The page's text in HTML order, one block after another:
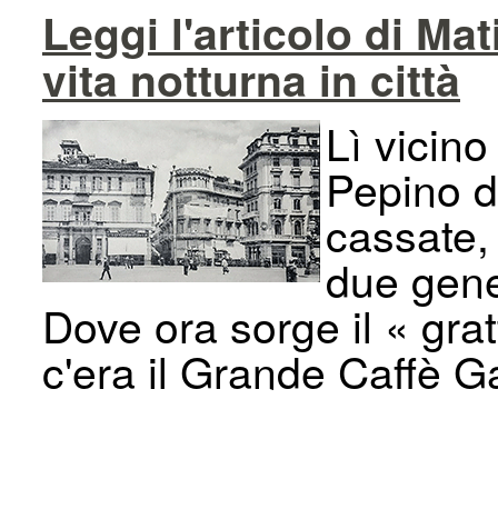
Leggi l'articolo di
vita notturna in città
Lì
Pepino
due
Dove ora sorge il «
c'era il Grande Caffè